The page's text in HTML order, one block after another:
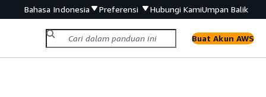
Bahasa Indonesia Preferensi Hubungi KamiUmpan Balik
Buat Akun AWS